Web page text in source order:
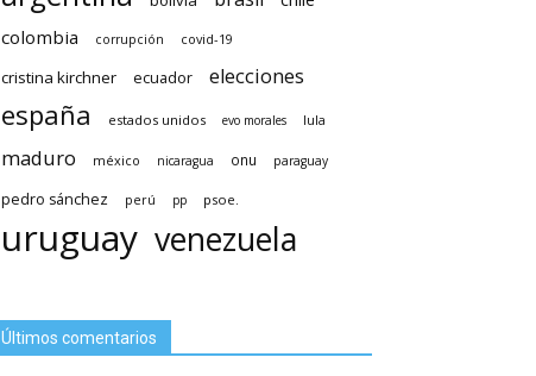
colombia
corrupción covid-19
cristina kirchner ecuador elecciones
españa estados unidos evo morales lula
maduro méxico nicaragua onu paraguay
pedro sánchez perú pp psoe.
uruguay venezuela
Últimos comentarios